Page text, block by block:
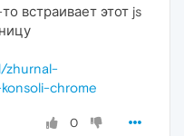
встраивает этот js
zhurnal-
chrome
0